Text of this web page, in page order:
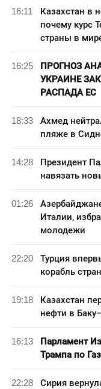
16:11
Казахстан в
почему курс
страны в
16:25
ПРОГНОЗ
УКРАИНЕ
РАСПАДА ЕС
18:33
Ахмед
пляже в
14:28
Президент
навязать
01:26
Италии,
молодежи
22:20
Турция
корабль
19:18
Казахстан
нефти в
16:13
Парламент
Трампа по
22:28
Сирия